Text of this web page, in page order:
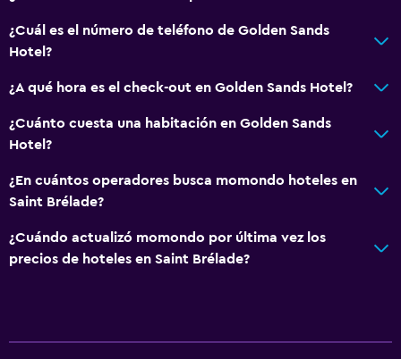
¿Cuál es el número de teléfono de Golden Sands
Hotel?
¿A qué hora es el check-out en Golden Sands Hotel?
¿Cuánto cuesta una habitación en Golden Sands
Hotel?
¿En cuántos operadores busca momondo hoteles en
Saint Brélade?
¿Cuándo actualizó momondo por última vez los
precios de hoteles en Saint Brélade?